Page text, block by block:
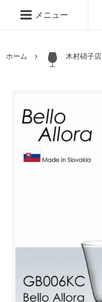
メニュー
ホーム 木村硝子店